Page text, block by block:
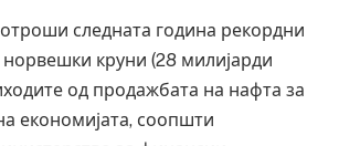
следната година рекордни
круни (28 милијарди
од продажбата на нафта за
економијата, соопшти